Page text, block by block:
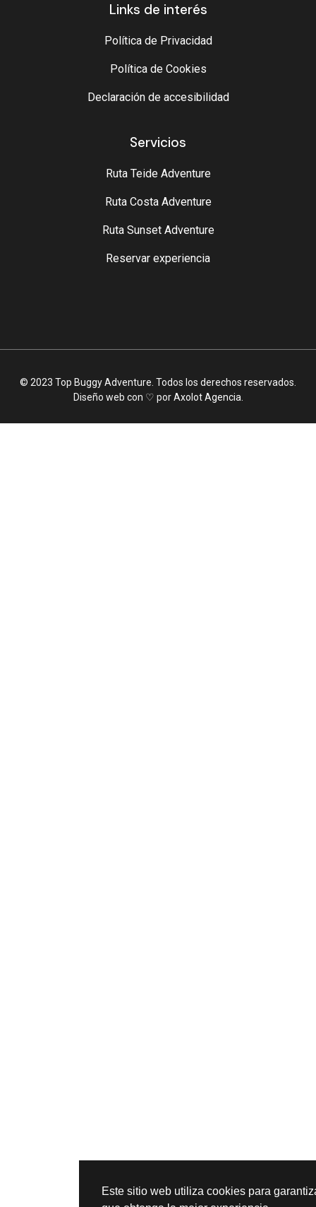
Este sitio web utiliza cookies para
Links de interés
Política de Privacidad
Política de Cookies
Declaración de accesibilidad
Servicios
Ruta Teide Adventure
Ruta Costa Adventure
Ruta Sunset Adventure
Reservar experiencia
© 2023 Top Buggy Adventure. Todos los derechos reservados.
Diseño web con ♡ porAxolot Agencia.